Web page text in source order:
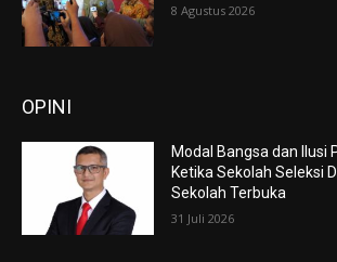
8 Agustus 2026
OPINI
Modal Bangsa dan Ilusi
Ketika Sekolah Seleksi
Sekolah Terbuka
31 Juli 2026